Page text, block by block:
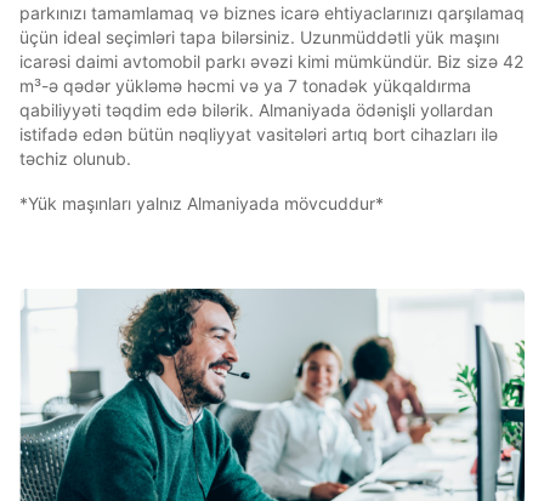
parkınızı tamamlamaq və biznes icarə ehtiyaclarınızı qarşılamaq
üçün ideal seçimləri tapa bilərsiniz. Uzunmüddətli yük maşını
icarəsi daimi avtomobil parkı əvəzi kimi mümkündür. Biz sizə 42
m³-ə qədər yükləmə həcmi və ya 7 tonadək yükqaldırma
qabiliyyəti təqdim edə bilərik. Almaniyada ödənişli yollardan
istifadə edən bütün nəqliyyat vasitələri artıq bort cihazları ilə
təchiz olunub.
*Yük maşınları yalnız Almaniyada mövcuddur*